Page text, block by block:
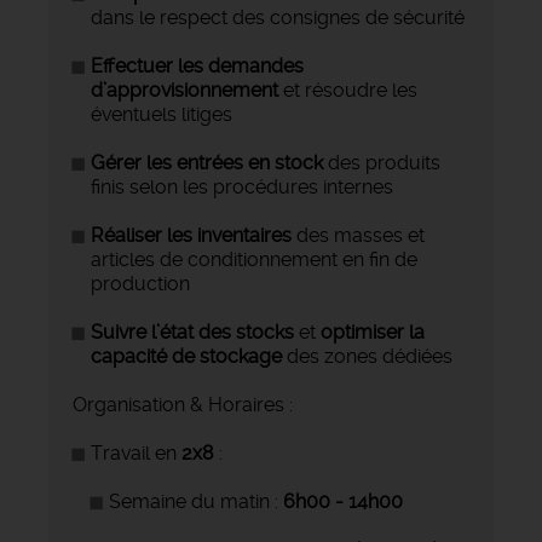
dans le respect des consignes de sécurité
Effectuer les demandes
d’approvisionnementet résoudre les
éventuels litiges
Gérer les entrées en stockdes produits
finis selon les procédures internes
Réaliser les inventaires des masses et
articles de conditionnement en fin de
production
Suivre l’état des stocks et optimiser la
capacité de stockagedes zones dédiées
Organisation & Horaires :
Travail en 2x8 :
Semaine du matin : 6h00 - 14h00